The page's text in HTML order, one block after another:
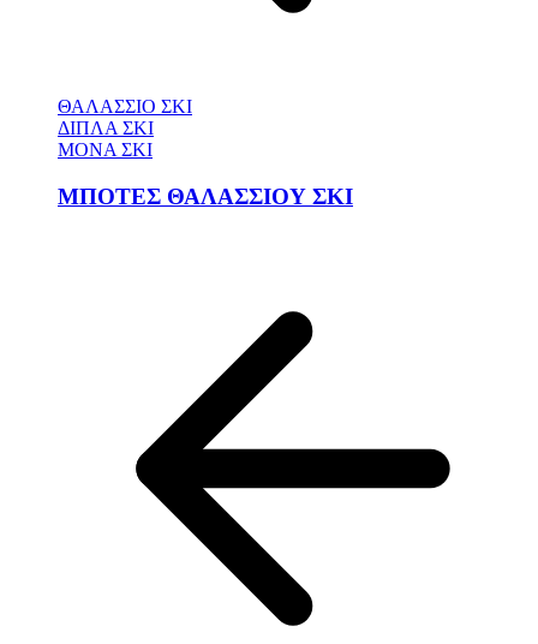
ΘΑΛΑΣΣΙΟ ΣΚΙ
ΔΙΠΛΑ ΣΚΙ
ΜΟΝΑ ΣΚΙ
ΜΠΟΤΕΣ ΘΑΛΑΣΣΙΟΥ ΣΚΙ